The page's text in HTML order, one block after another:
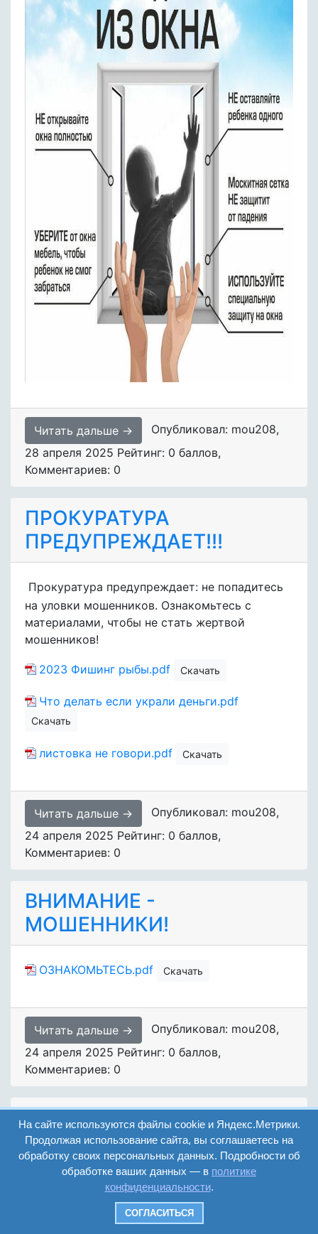
Читать дальше → Опубликовал: mou208,
28 апреля 2025 Рейтинг: 0 баллов,
Комментариев: 0
ПРОКУРАТУРА
ПРЕДУПРЕЖДАЕТ!!!
Прокуратура предупреждает: не попадитесь
на уловки мошенников. Ознакомьтесь с
материалами, чтобы не стать жертвой
мошенников!
2023 Фишинг рыбы.pdf Скачать
Что делать если украли деньги.pdf
Скачать
листовка не говори.pdf Скачать
Читать дальше → Опубликовал: mou208,
24 апреля 2025 Рейтинг: 0 баллов,
Комментариев: 0
ВНИМАНИЕ -
МОШЕННИКИ!
ОЗНАКОМЬТЕСЬ.pdf Скачать
Читать дальше → Опубликовал: mou208,
24 апреля 2025 Рейтинг: 0 баллов,
Комментариев: 0
Аварийные и заброшенные
здания несут опасность.
Памятка Аварийные и заброшенные
Скачать
На сайте используются файлы cookie и Яндекс.Метрики.
Продолжая использование сайта, вы соглашаетесь на
обработку своих персональных данных. Подробности об
обработке ваших данных — в политике
конфиденциальности.
СОГЛАСИТЬСЯ